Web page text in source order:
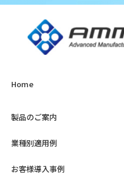
Home
製品のご案内
業種別適用例
お客様導入事例